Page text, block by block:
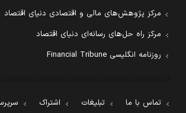
مرکز پژوهش‌های مالی و اقتصادی دنیای اقتصاد
مرکز راه حل‌های رسانه‌ای دنیای اقتصاد
روزنامه انگلیسی Financial Tribune
تماس با ما تبلیغات اشتراک